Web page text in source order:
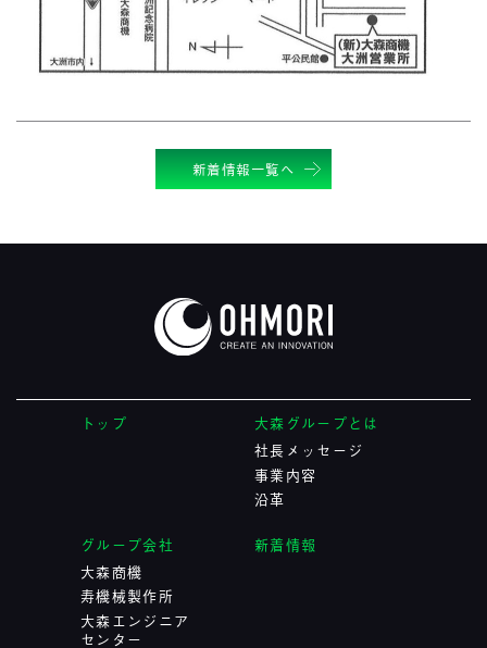
新着情報一覧へ
トップ
大森グループとは
社長メッセージ
事業内容
沿革
グループ会社
大森商機
寿機械製作所
大森エンジニア
センター
新着情報